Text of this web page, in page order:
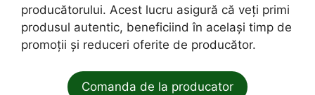
producătorului. Acest lucru asigură că veți primi
produsul autentic, beneficiind în același timp de
promoții și reduceri oferite de producător.
Comanda de la producator